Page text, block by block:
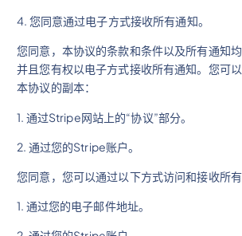
4. 您同意通过电子方式接收所有通知。
您同意，本协议的条款和条件以及所有通知均
并且您有权以电子方式接收所有通知。您可
本协议的副本：
1. 通过Stripe网站上的“协议”部分。
2. 通过您的Stripe账户。
您同意，您可以通过以下方式访问和接收所有
1. 通过您的电子邮件地址。